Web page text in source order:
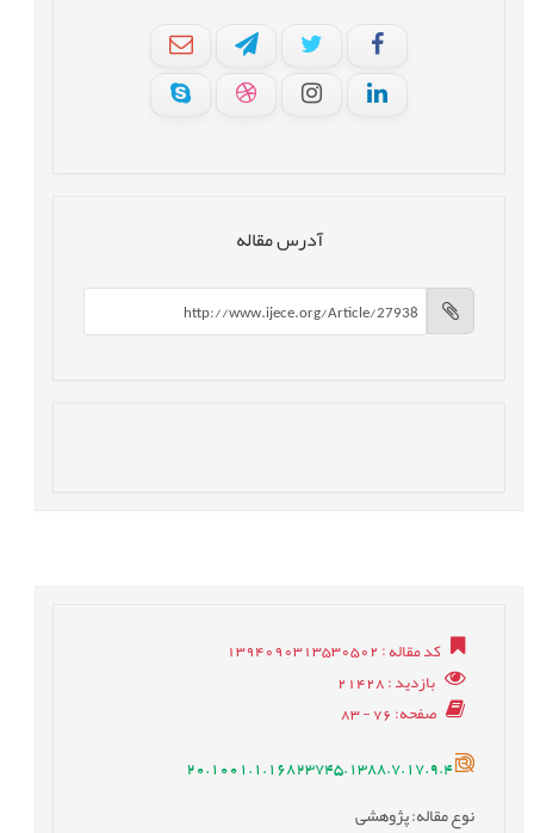
آدرس مقاله
کد مقاله: 1394090313530502
بازدید: 21428
صفحه: 76 - 83
20.1001.1.16823745.1388.7.17.9.4
نوع مقاله: پژوهشی